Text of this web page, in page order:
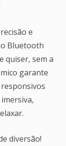
e
Bluetooth
quiser, sem a
garante
diversão!